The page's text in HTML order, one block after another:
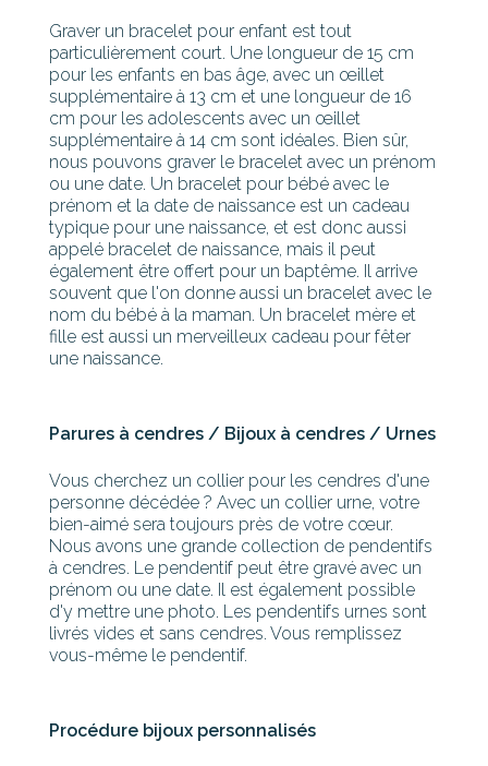
Graver un bracelet pour enfant est tout
particulièrement court. Une longueur de 15 cm
pour les enfants en bas âge, avec un œillet
supplémentaire à 13 cm et une longueur de 16
cm pour les adolescents avec un œillet
supplémentaire à 14 cm sont idéales. Bien sûr,
nous pouvons graver le bracelet avec un prénom
ou une date. Un bracelet pour bébé avec le
prénom et la date de naissance est un cadeau
typique pour une naissance, et est donc aussi
appelé bracelet de naissance, mais il peut
également être offert pour un baptême. Il arrive
souvent que l'on donne aussi un bracelet avec le
nom du bébé à la maman. Un bracelet mère et
fille est aussi un merveilleux cadeau pour fêter
une naissance.
Parures à cendres / Bijoux à cendres / Urnes
Vous cherchez un collier pour les cendres d'une
personne décédée ? Avec un collier urne, votre
bien-aimé sera toujours près de votre cœur.
Nous avons une grande collection de pendentifs
à cendres. Le pendentif peut être gravé avec un
prénom ou une date. Il est également possible
d'y mettre une photo. Les pendentifs urnes sont
livrés vides et sans cendres. Vous remplissez
vous-même le pendentif.
Procédure bijoux personnalisés